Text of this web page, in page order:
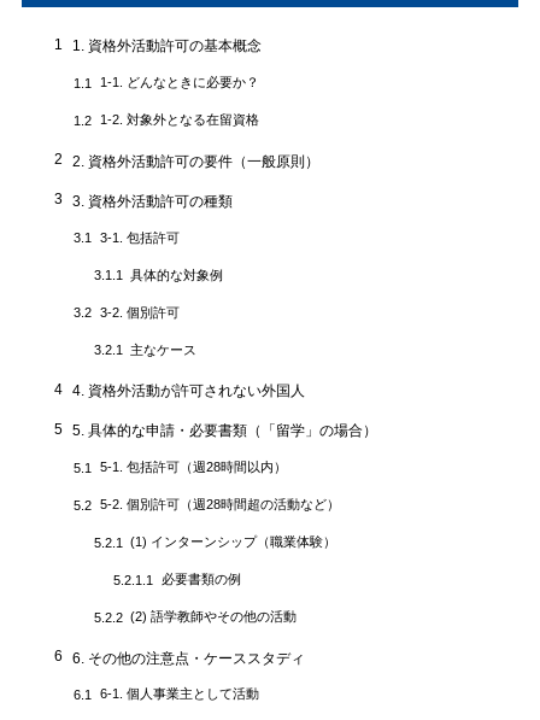
1 1. 資格外活動許可の基本概念
1.1 1-1. どんなときに必要か？
1.2 1-2. 対象外となる在留資格
2 2. 資格外活動許可の要件（一般原則）
3 3. 資格外活動許可の種類
3.1 3-1. 包括許可
3.1.1 具体的な対象例
3.2 3-2. 個別許可
3.2.1 主なケース
4 4. 資格外活動が許可されない外国人
5 5. 具体的な申請・必要書類（「留学」の場合）
5.1 5-1. 包括許可（週28時間以内）
5.2 5-2. 個別許可（週28時間超の活動など）
5.2.1 (1) インターンシップ（職業体験）
5.2.1.1 必要書類の例
5.2.2 (2) 語学教師やその他の活動
6 6. その他の注意点・ケーススタディ
6.1 6-1. 個人事業主として活動